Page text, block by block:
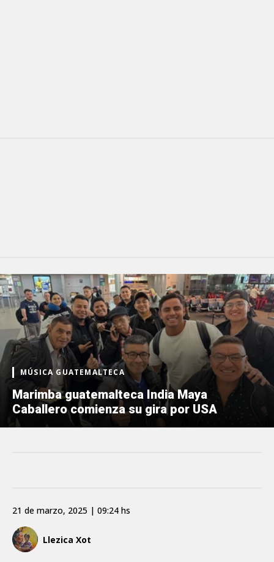
MÚSICA GUATEMALTECA
Marimba guatemalteca India Maya
Caballero comienza su gira por USA
Llezica Xot
21 de marzo, 2025 | 09:24 hs